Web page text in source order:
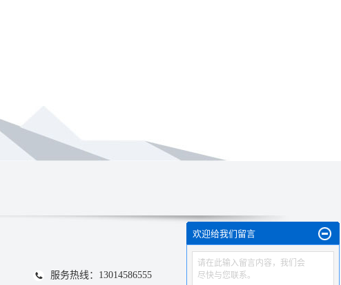
服务热线：13014586555
欢迎给我们留言
请在此输入留言内容，我们会
尽快与您联系。